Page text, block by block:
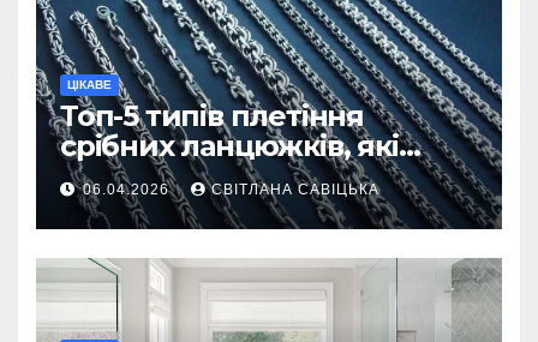
ЦІКАВЕ
Топ-5 типів плетіння
срібних ланцюжків, які
вважаються
найнадійнішими
06.04.2026 СВІТЛАНА САВІЦЬКА